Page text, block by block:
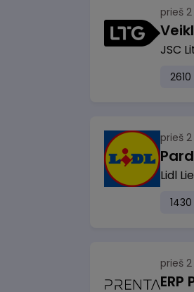
prieš 2
JSC
prieš 2
Lidl
prieš 2